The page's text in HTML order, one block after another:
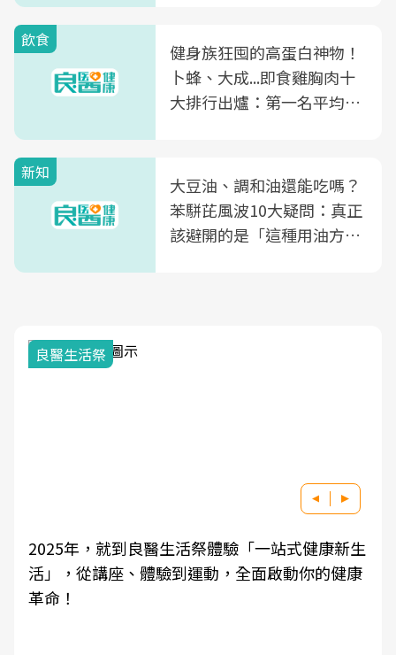
飲食
健身族狂囤的高蛋白神物！
卜蜂、大成...即食雞胸肉十
大排行出爐：第一名平均一
新知
大豆油、調和油還能吃嗎？
苯駢芘風波10大疑問：真正
該避開的是「這種用油方
良醫生活祭
2025年，就到良醫生活祭體驗「一站式健康新生
活」，從講座、體驗到運動，全面啟動你的健康
革命！